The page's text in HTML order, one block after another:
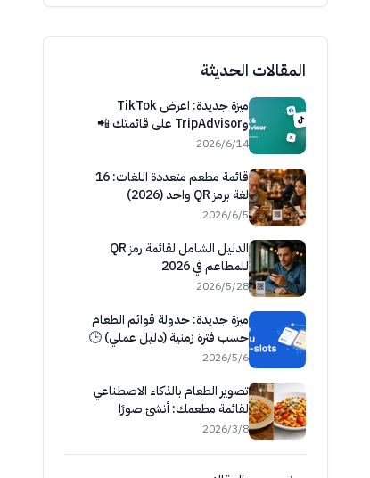
المقالات الحديثة
ميزة جديدة: اعرض TikTok
وTripAdvisor على قائمتك 📲
14‏/6‏/2026
قائمة مطعم متعددة اللغات: 16
لغة برمز QR واحد (2026)
5‏/6‏/2026
الدليل الشامل لقائمة رمز QR
للمطاعم في 2026
28‏/5‏/2026
ميزة جديدة: جدولة قوائم الطعام
حسب فترة زمنية (دليل عملي) 🕒
6‏/5‏/2026
تصوير الطعام بالذكاء الاصطناعي
لقائمة مطعمك: أنشئ صورًا
احترافية وطوّرها فورًا
8‏/3‏/2026